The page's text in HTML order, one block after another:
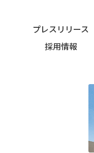
プレスリリース
採用情報